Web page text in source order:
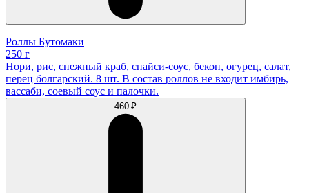
Роллы Бутомаки
250 г
Нори, рис, снежный краб, спайси-соус, бекон, огурец, салат,
перец болгарский. 8 шт. В состав роллов не входит имбирь,
вассаби, соевый соус и палочки.
460 ₽